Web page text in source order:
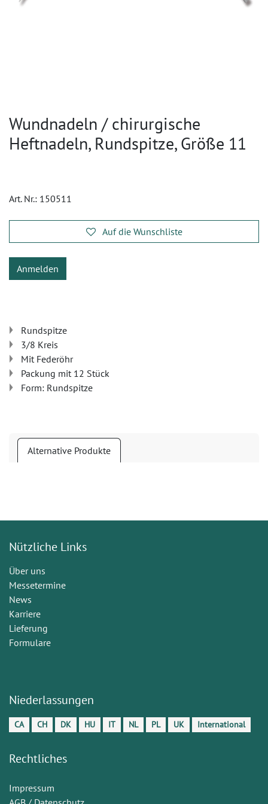
Wundnadeln / chirurgische
Heftnadeln, Rundspitze, Größe 11
Art. Nr.: 150511
Auf die Wunschliste
Anmelden
Rundspitze
3/8 Kreis
Mit Federöhr
Packung mit 12 Stück
Form: Rundspitze
Alternative Produkte
Nützliche Links
Über uns
Messetermine
News
Karriere
Lieferung
Formulare
Niederlassungen
CA CH DK HU IT NL PL UK International
Rechtliches
Impressum